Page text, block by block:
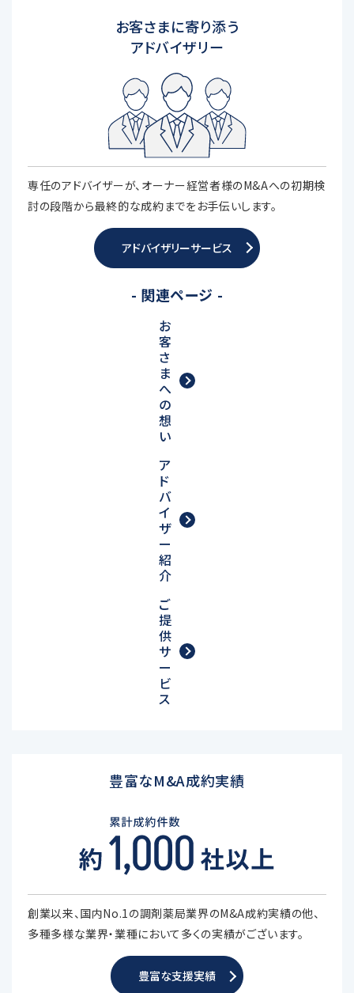
お客さまに寄り添う
アドバイザリー
専任のアドバイザーが、オーナー経営者様のM&Aへの初期検
討の段階から最終的な成約までをお手伝いします。
アドバイザリーサービス
- 関連ページ -
お
客
さ
ま
へ
の
想
い
ア
ド
バ
イ
ザ
ー
紹
介
ご
提
供
サ
ー
ビ
ス
豊富なM&A成約実績
創業以来、国内No.1の調剤薬局業界のM&A成約実績の他、
多種多様な業界・業種において多くの実績がございます。
豊富な支援実績